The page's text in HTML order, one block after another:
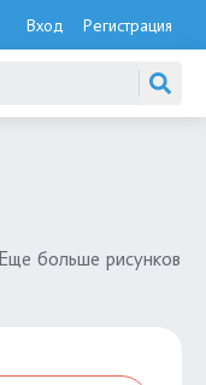
Вход Регистрация
больше рисунков